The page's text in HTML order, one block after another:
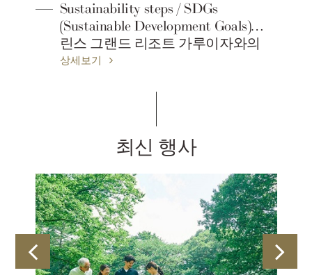
Sustainability steps / SDGs
(Sustainable Development Goals)프
린스 그랜드 리조트 가루이자와의
지속가능성액션
상세보기
최신 행사